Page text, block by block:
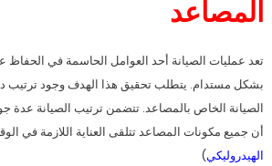
المصاعد
تعد عمليات الصيانة أحد العوامل الحاسمة في الحفاظ
بشكل مستدام. يتطلب تحقيق هذا الهدف وجود
الصيانة الخاص بالمصاعد. تتضمن ترتيب الصيانة عدة
أن جميع مكونات المصاعد تتلقى العناية اللازمة في
الهيدروليكي)